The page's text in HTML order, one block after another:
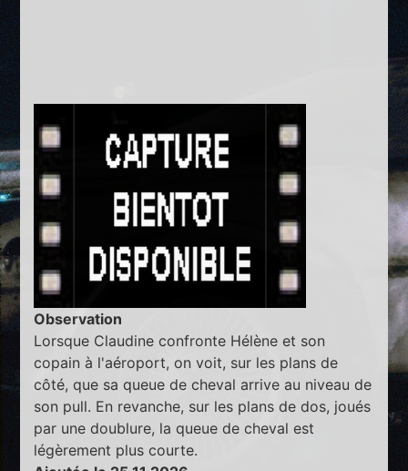
Observation
Lorsque Claudine confronte Hélène et son
copain à l'aéroport, on voit, sur les plans de
côté, que sa queue de cheval arrive au niveau de
son pull. En revanche, sur les plans de dos, joués
par une doublure, la queue de cheval est
légèrement plus courte.